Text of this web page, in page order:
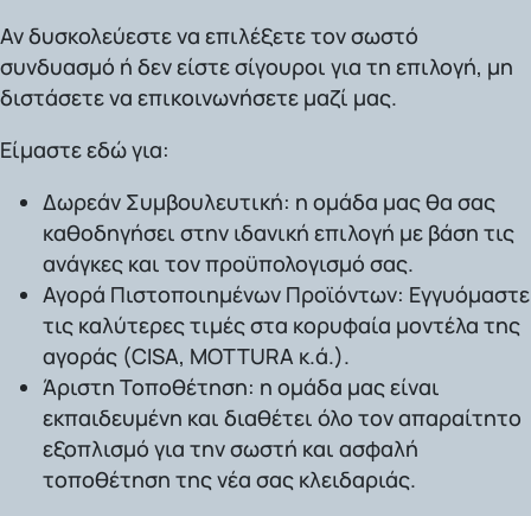
Αν δυσκολεύεστε να επιλέξετε τον σωστό
συνδυασμό ή δεν είστε σίγουροι για τη επιλογή, μη
διστάσετε να επικοινωνήσετε μαζί μας.
Είμαστε εδώγια:
Δωρεάν Συμβουλευτική: η ομάδα μας θα σας
καθοδηγήσει στην ιδανική επιλογή με βάση τις
ανάγκες και τον προϋπολογισμό σας.
Αγορά Πιστοποιημένων Προϊόντων: Εγγυόμαστε
τις καλύτερες τιμές στα κορυφαία μοντέλα της
αγοράς (CISA, MOTTURA κ.ά.).
Άριστη Τοποθέτηση: η ομάδα μας είναι
εκπαιδευμένη και διαθέτει όλο τον απαραίτητο
εξοπλισμό για την σωστή και ασφαλή
τοποθέτηση της νέα σας κλειδαριάς.